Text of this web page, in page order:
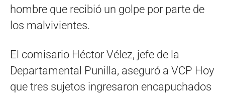
hombre que recibió un golpe por parte de
los malvivientes.
El comisario Héctor Vélez, jefe de la
Departamental Punilla, aseguró a VCP Hoy
que tres sujetos ingresaron encapuchados